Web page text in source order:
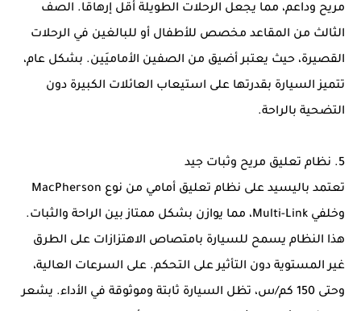
مريح وداعم، مما يجعل الرحلات الطويلة أقل إرهاقًا. الصف
الثالث من المقاعد مخصص للأطفال أو للبالغين في الرحلات
القصيرة، حيث يعتبر أضيق من الصفين الأماميَين. بشكل عام،
تتميز السيارة بقدرتها على استيعاب العائلات الكبيرة دون
التضحية بالراحة.
5. نظام تعليق مريح وثبات جيد
تعتمد باليسيد على نظام تعليق أمامي من نوع MacPherson
وخلفي Multi-Link، مما يوازن بشكل ممتاز بين الراحة والثبات.
هذا النظام يسمح للسيارة بامتصاص الاهتزازات على الطرق
غير المستوية دون التأثير على التحكم. على السرعات العالية،
وحتى 150 كم/س، تظل السيارة ثابتة وموثوقة في الأداء. يشعر